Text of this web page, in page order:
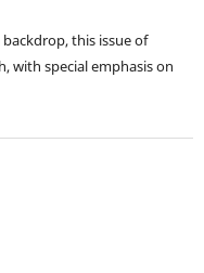
this issue of
with special emphasis on